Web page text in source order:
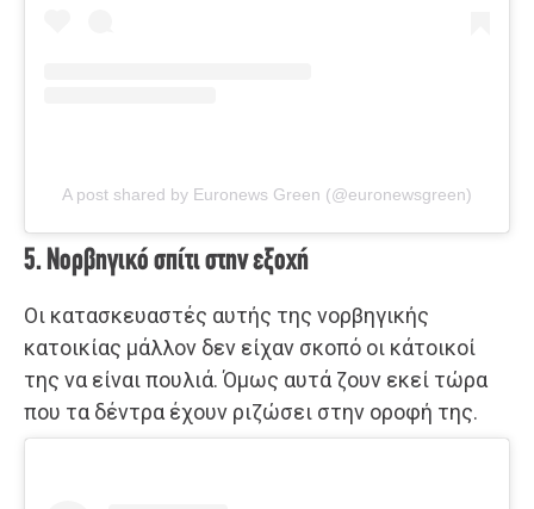
A post shared by Euronews Green (@euronewsgreen)
5. Νορβηγικό σπίτι στην εξοχή
Οι κατασκευαστές αυτής της νορβηγικής
κατοικίας μάλλον δεν είχαν σκοπό οι κάτοικοί
της να είναι πουλιά. Όμως αυτά ζουν εκεί τώρα
που τα δέντρα έχουν ριζώσει στην οροφή της.